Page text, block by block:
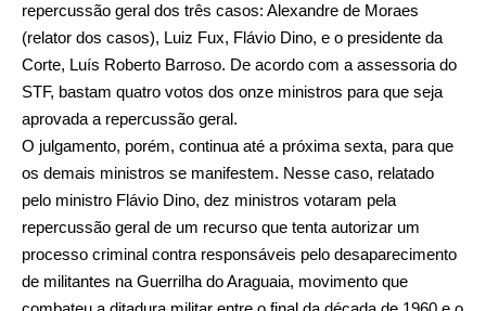
repercussão geral dos três casos: Alexandre de Moraes
(relator dos casos), Luiz Fux, Flávio Dino, e o presidente da
Corte, Luís Roberto Barroso. De acordo com a assessoria do
STF, bastam quatro votos dos onze ministros para que seja
aprovada a repercussão geral.
O julgamento, porém, continua até a próxima sexta, para que
os demais ministros se manifestem. Nesse caso, relatado
pelo ministro Flávio Dino, dez ministros votaram pela
repercussão geral de um recurso que tenta autorizar um
processo criminal contra responsáveis pelo desaparecimento
de militantes na Guerrilha do Araguaia, movimento que